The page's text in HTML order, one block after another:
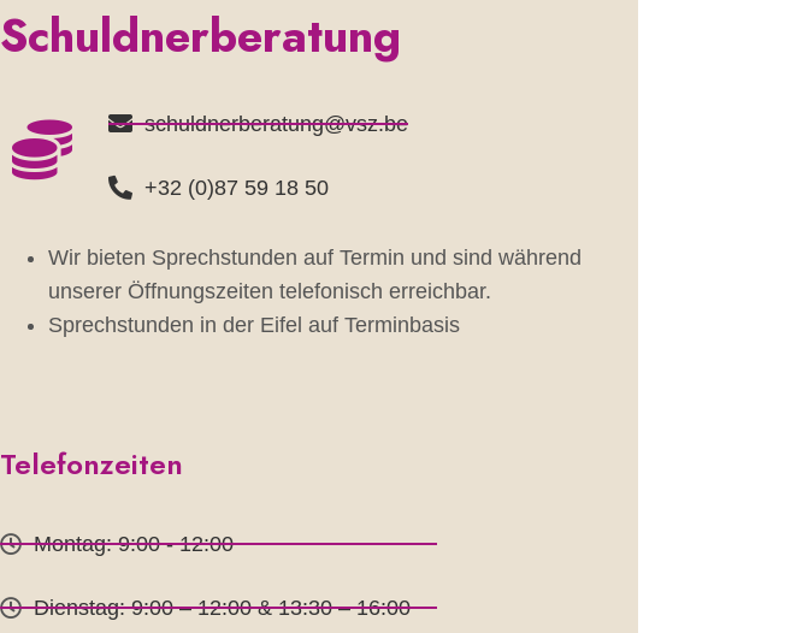
Schuldnerberatung
schuldnerberatung@vsz.be
+32 (0)87 59 18 50
Wir bieten Sprechstunden auf Termin und sind während
unserer Öffnungszeiten telefonisch erreichbar.
Sprechstunden in der Eifel auf Terminbasis
Telefonzeiten
Montag: 9:00 - 12:00
Dienstag: 9:00 – 12:00 & 13:30 – 16:00